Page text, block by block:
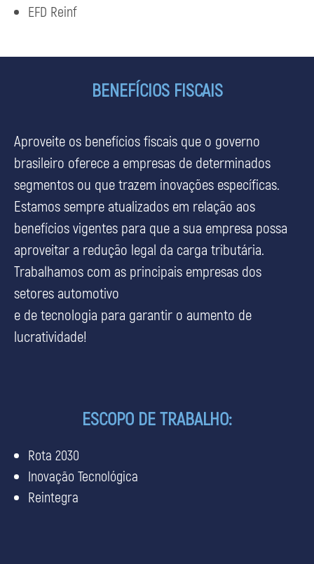
EFD Reinf
BENEFÍCIOS FISCAIS
Aproveite os benefícios fiscais que o governo
brasileiro oferece a empresas de determinados
segmentos ou que trazem inovações específicas.
Estamos sempre atualizados em relação aos
benefícios vigentes para que a sua empresa possa
aproveitar a redução legal da carga tributária.
Trabalhamos com as principais empresas dos
setores automotivo
e de tecnologia para garantir o aumento de
lucratividade!
ESCOPO DE TRABALHO:
Rota 2030
Inovação Tecnológica
Reintegra